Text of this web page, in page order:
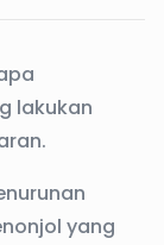
lakukan
yang